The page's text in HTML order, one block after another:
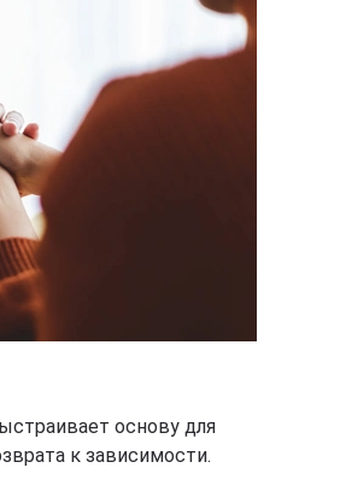
основу для
к зависимости.